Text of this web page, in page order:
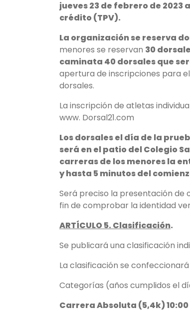
jueves 23 de febrero de
crédito (TPV).
La organización se reserva
menores se reservan 30
caminata 40 dorsales que
apertura de inscripciones para
dorsales.
La inscripción de atletas
www. Dorsal21.com
Los dorsales el día de la
será en el patio del Colegio
carreras de los menores la
y hasta 5 minutos del
Será preciso la presentación de
fin de comprobar la identidad
ARTÍCULO 5. Clasificación.
Se publicará una clasificación
La clasificación se
Categorías (años cumplidos el
Carrera Absoluta (5,4k) 10:00